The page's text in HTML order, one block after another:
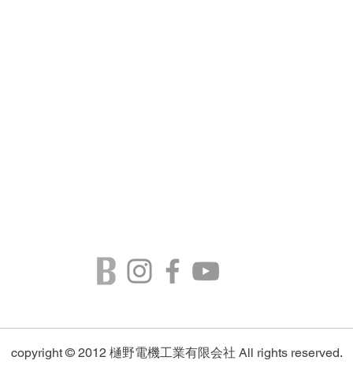
copyright © 2012 樋野電機工業有限会社 All rights reserved.